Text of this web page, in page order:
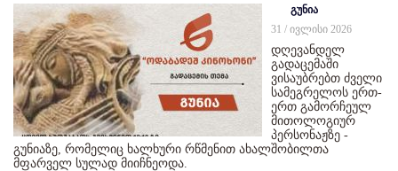
გუნია
31 / ივლისი 2026
დღევანდელ
გადაცემაში
ვისაუბრებთ ძველი
სამეგრელოს ერთ-
ერთ გამორჩეულ
მითოლოგიურ
პერსონაჟზე -
გუნიაზე, რომელიც ხალხური რწმენით ახალშობილთა
მფარველ სულად მიიჩნეოდა.